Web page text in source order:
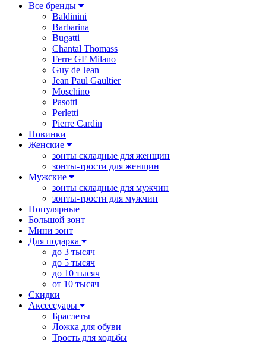
Все бренды
Baldinini
Barbarina
Bugatti
Chantal Thomass
Ferre GF Milano
Guy de Jean
Jean Paul Gaultier
Moschino
Pasotti
Perletti
Pierre Cardin
Новинки
Женские
зонты складные для женщин
зонты-трости для женщин
Мужские
зонты складные для мужчин
зонты-трости для мужчин
Популярные
Большой зонт
Мини зонт
Для подарка
до 3 тысяч
до 5 тысяч
до 10 тысяч
от 10 тысяч
Скидки
Аксессуары
Браслеты
Ложка для обуви
Трость для ходьбы